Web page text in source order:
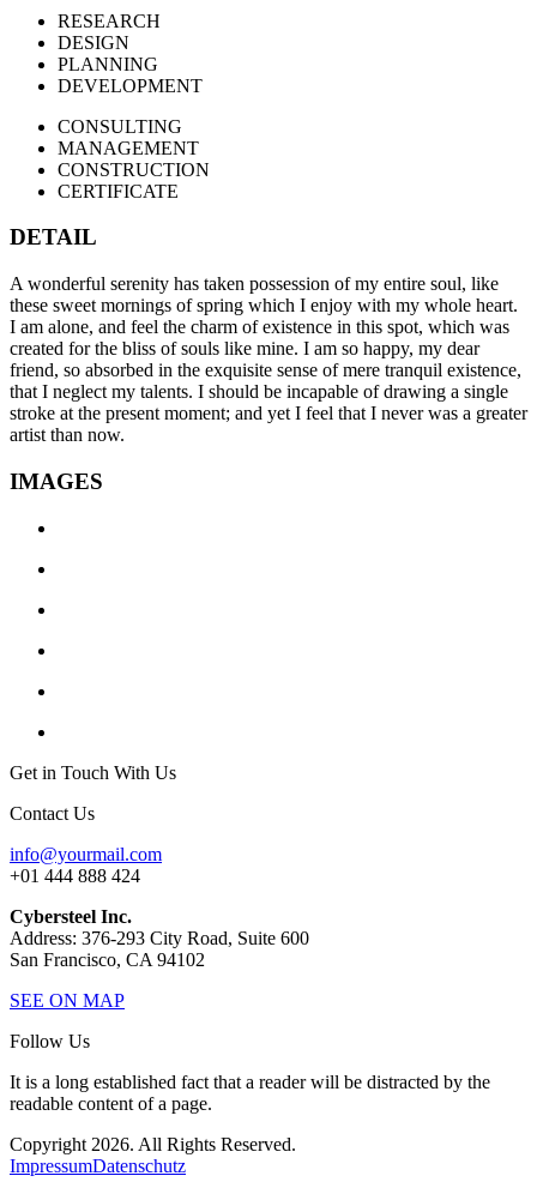
RESEARCH
DESIGN
PLANNING
DEVELOPMENT
CONSULTING
MANAGEMENT
CONSTRUCTION
CERTIFICATE
DETAIL
A wonderful serenity has taken possession of my entire soul, like
these sweet mornings of spring which I enjoy with my whole heart.
I am alone, and feel the charm of existence in this spot, which was
created for the bliss of souls like mine. I am so happy, my dear
friend, so absorbed in the exquisite sense of mere tranquil existence,
that I neglect my talents. I should be incapable of drawing a single
stroke at the present moment; and yet I feel that I never was a greater
artist than now.
IMAGES
Get in Touch With Us
Contact Us
info@yourmail.com
+01 444 888 424
Cybersteel Inc.
Address: 376-293 City Road, Suite 600
San Francisco, CA 94102
SEE ON MAP
Follow Us
It is a long established fact that a reader will be distracted by the
readable content of a page.
Copyright 2026. All Rights Reserved.
ImpressumDatenschutz